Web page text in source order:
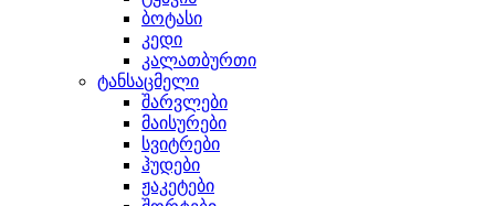
ბოტასი
კედი
კალათბურთი
ტანსაცმელი
შარვლები
მაისურები
სვიტრები
ჰუდები
ჟაკეტები